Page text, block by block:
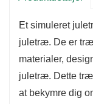
stabil
4. Nem
Designet i 3-
og problemfri
Et simuleret
juletræ. De er
materialer,
juletræ. Dette
at bekymre dig